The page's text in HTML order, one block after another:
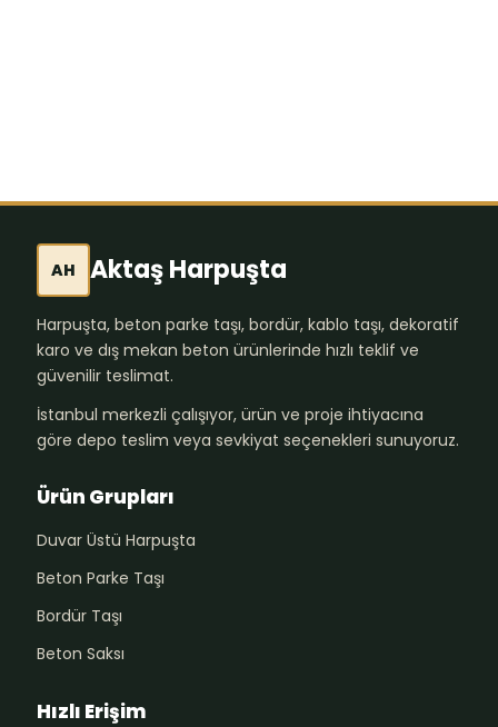
AH Aktaş Harpuşta
Harpuşta, beton parke taşı, bordür, kablo taşı, dekoratif
karo ve dış mekan beton ürünlerinde hızlı teklif ve
güvenilir teslimat.
İstanbul merkezli çalışıyor, ürün ve proje ihtiyacına
göre depo teslim veya sevkiyat seçenekleri sunuyoruz.
Ürün Grupları
Duvar Üstü Harpuşta
Beton Parke Taşı
Bordür Taşı
Beton Saksı
Hızlı Erişim